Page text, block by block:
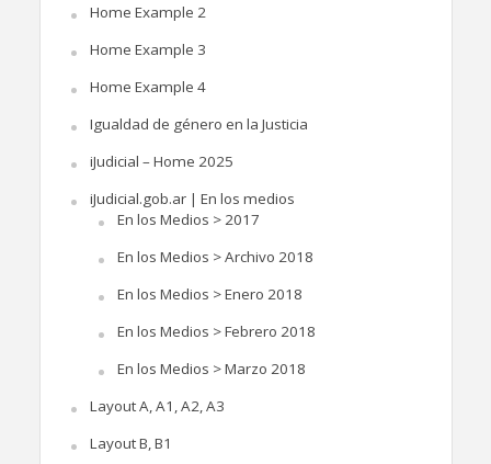
Home Example 2
Home Example 3
Home Example 4
Igualdad de género en la Justicia
iJudicial – Home 2025
iJudicial.gob.ar | En los medios
En los Medios > 2017
En los Medios > Archivo 2018
En los Medios > Enero 2018
En los Medios > Febrero 2018
En los Medios > Marzo 2018
Layout A, A1, A2, A3
Layout B, B1